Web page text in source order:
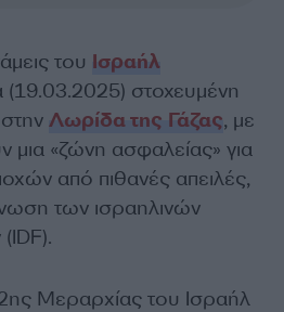
του Ισραήλ
στοχευμένη
Λωρίδα της Γάζας, με
μια «ζώνη ασφαλείας» για
από πιθανές απειλές,
των ισραηλινών
Μεραρχίας του Ισραήλ